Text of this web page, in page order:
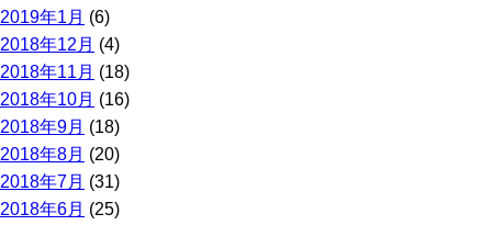
2019年1月 (6)
2018年12月 (4)
2018年11月 (18)
2018年10月 (16)
2018年9月 (18)
2018年8月 (20)
2018年7月 (31)
2018年6月 (25)